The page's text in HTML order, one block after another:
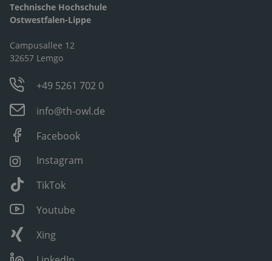
Technische Hochschule
Ostwestfalen-Lippe
Campusallee 12
32657 Lemgo
+49 5261 702 0
info@th-owl.de
Facebook
Instagram
TikTok
Youtube
Xing